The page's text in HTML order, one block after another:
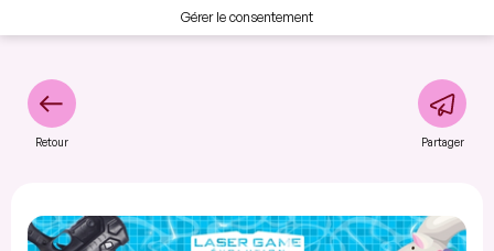
Gérer le consentement
Retour Partager